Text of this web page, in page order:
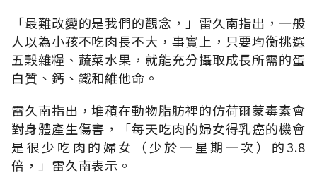
「最難改變的是我們的觀念，」雷久南指出，一般
人以為小孩不吃肉長不大，事實上，只要均衡挑選
五穀雜糧、蔬菜水果，就能充分攝取成長所需的蛋
白質、鈣、鐵和維他命。
雷久南指出，堆積在動物脂肪裡的仿荷爾蒙毒素會
對身體產生傷害，「每天吃肉的婦女得乳癌的機會
是很少吃肉的婦女（少於一星期一次）的3.8
倍，」雷久南表示。